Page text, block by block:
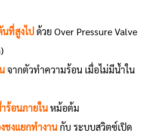
นที่สูงไปด้วย Over Pressure Valve
จากตัวทำความร้อน เมื่อไม่มีน้ำใน
ร้อนภายในหม้อต้ม
ชงแยกทำงานกับ ระบบสวิตซ์เปิด